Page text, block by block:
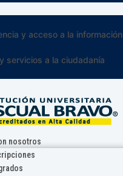
y acceso a la información
servicios a la ciudadanía
nosotros